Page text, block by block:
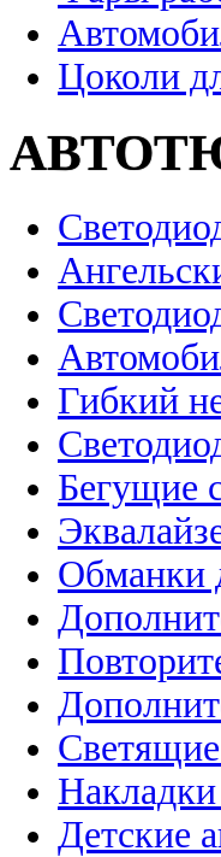
Цоколи
Гибкий
Бегущие
Обманки
Детские